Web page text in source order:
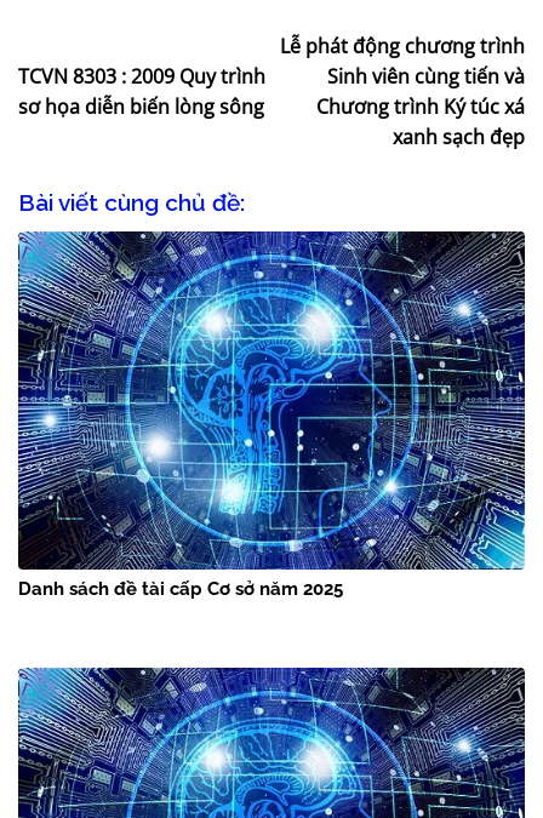
TCVN 8303 : 2009 Quy trình
sơ họa diễn biến lòng sông
Lễ phát động chương trình
Sinh viên cùng tiến và
Chương trình Ký túc xá
xanh sạch đẹp
Bài viết cùng chủ đề:
Danh sách đề tài cấp Cơ sở năm 2025